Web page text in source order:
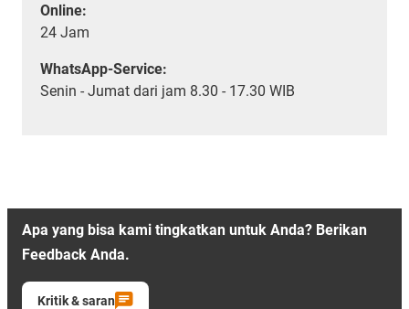
Online:
24 Jam
WhatsApp-Service:
Senin - Jumat dari jam 8.30 - 17.30 WIB
Apa yang bisa kami tingkatkan untuk Anda? Berikan
Feedback Anda.
Kritik & saran